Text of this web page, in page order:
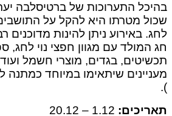
התערוכות של ברטיסלבה יערך
מטרתו היא להקל על התושבים
ניתן להינות מדוכנים רבים
עם מגוון חפצי נוי לחג,
בגדים, מוצרי חשמל ועוד
שיתאימו במיוחד כמתנה לחג
1.12 – 20.12